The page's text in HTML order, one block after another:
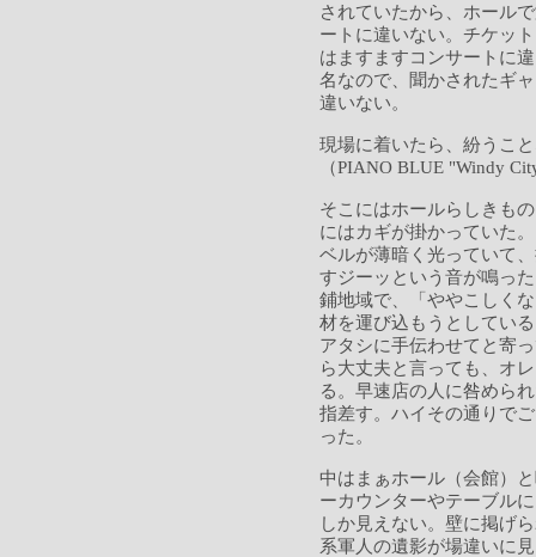
されていたから、ホール
ートに違いない。チケッ
はますますコンサートに
名なので、聞かされたギ
違いない。
現場に着いたら、紛うこ
（PIANO BLUE "Windy
そこにはホールらしきも
にはカギが掛かっていた
ベルが薄暗く光っていて
すジーッという音が鳴っ
鋪地域で、「ややこしく
材を運び込もうとしてい
アタシに手伝わせてと寄
ら大丈夫と言っても、オ
る。早速店の人に咎めら
指差す。ハイその通りで
った。
中はまぁホール（会館）
ーカウンターやテーブル
しか見えない。壁に掲げ
系軍人の遺影が場違いに